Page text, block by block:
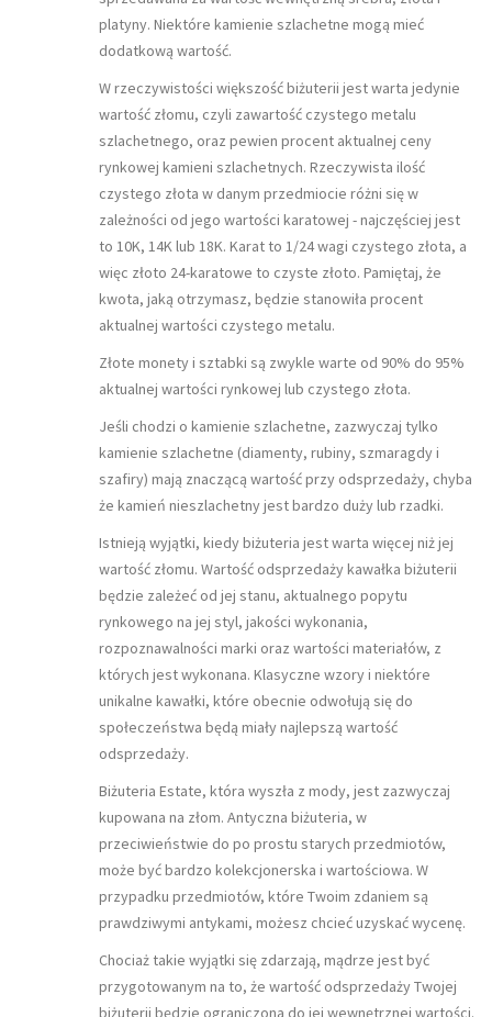
platyny. Niektóre kamienie szlachetne mogą mieć
dodatkową wartość.
W rzeczywistości większość biżuterii jest warta jedynie
wartość złomu, czyli zawartość czystego metalu
szlachetnego, oraz pewien procent aktualnej ceny
rynkowej kamieni szlachetnych. Rzeczywista ilość
czystego złota w danym przedmiocie różni się w
zależności od jego wartości karatowej - najczęściej jest
to 10K, 14K lub 18K. Karat to 1/24 wagi czystego złota, a
więc złoto 24-karatowe to czyste złoto. Pamiętaj, że
kwota, jaką otrzymasz, będzie stanowiła procent
aktualnej wartości czystego metalu.
Złote monety i sztabki są zwykle warte od 90% do 95%
aktualnej wartości rynkowej lub czystego złota.
Jeśli chodzi o kamienie szlachetne, zazwyczaj tylko
kamienie szlachetne (diamenty, rubiny, szmaragdy i
szafiry) mają znaczącą wartość przy odsprzedaży, chyba
że kamień nieszlachetny jest bardzo duży lub rzadki.
Istnieją wyjątki, kiedy biżuteria jest warta więcej niż jej
wartość złomu. Wartość odsprzedaży kawałka biżuterii
będzie zależeć od jej stanu, aktualnego popytu
rynkowego na jej styl, jakości wykonania,
rozpoznawalności marki oraz wartości materiałów, z
których jest wykonana. Klasyczne wzory i niektóre
unikalne kawałki, które obecnie odwołują się do
społeczeństwa będą miały najlepszą wartość
odsprzedaży.
Biżuteria Estate, która wyszła z mody, jest zazwyczaj
kupowana na złom. Antyczna biżuteria, w
przeciwieństwie do po prostu starych przedmiotów,
może być bardzo kolekcjonerska i wartościowa. W
przypadku przedmiotów, które Twoim zdaniem są
prawdziwymi antykami, możesz chcieć uzyskać wycenę.
Chociaż takie wyjątki się zdarzają, mądrze jest być
przygotowanym na to, że wartość odsprzedaży Twojej
biżuterii będzie ograniczona do jej wewnętrznej wartości.